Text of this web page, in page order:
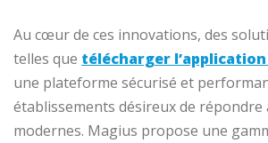
Au cœur de ces innovations, des
telles que télécharger
une plateforme sécurisé et
établissements désireux de répondre
modernes. Magius propose une